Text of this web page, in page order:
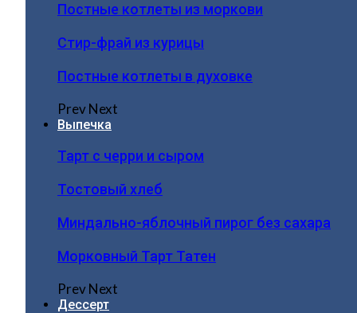
Постные котлеты из моркови
Стир-фрай из курицы
Постные котлеты в духовке
PrevNext
Выпечка
Тарт с черри и сыром
Тостовый хлеб
Миндально-яблочный пирог без сахара
Морковный Тарт Татен
PrevNext
Дессерт